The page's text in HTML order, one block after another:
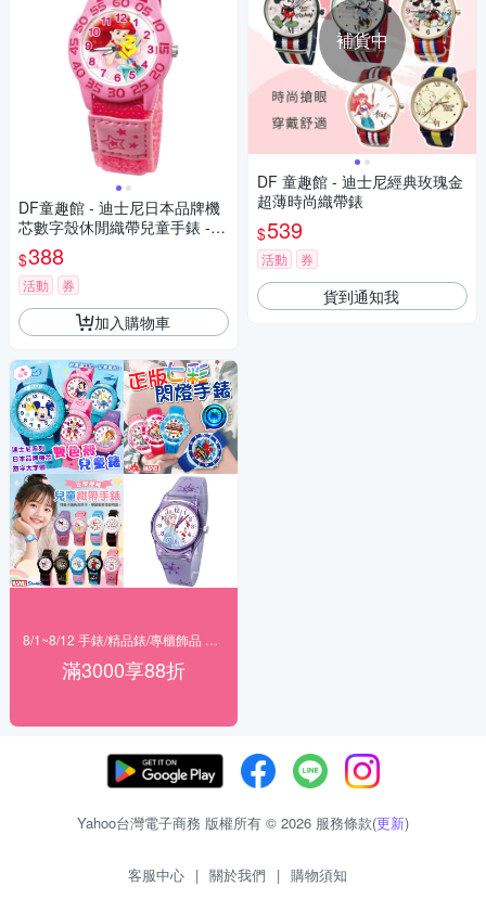
DF童趣館 - 迪士尼日本品牌機
芯數字殼休閒織帶兒童手錶 -
多款可選
$388
活動 券
加入購物車
滿3000享88折
補貨中
DF 童趣館 - 迪士尼經典玫瑰金
超薄時尚織帶錶
$539
活動 券
貨到通知我
Yahoo台灣電子商務 版權所有 © 2026 服務條款(更新)
客服中心 | 關於我們 | 購物須知